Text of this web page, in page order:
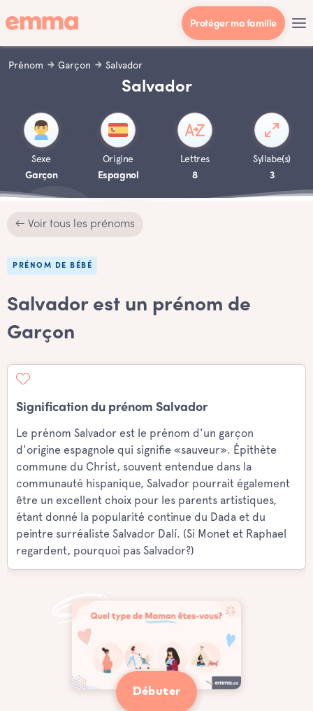
Protéger ma famille
Prénom Garçon Salvador
Salvador
Sexe
Garçon
Origine
Espagnol
Lettres
8
Syllabe(s)
3
← Voir tous les prénoms
PRÉNOM DE BÉBÉ
Salvador est un prénom de
Garçon
Signification du prénom Salvador
Le prénom Salvador est le prénom d'un garçon
d'origine espagnole qui signifie «sauveur». Épithète
commune du Christ, souvent entendue dans la
communauté hispanique, Salvador pourrait également
être un excellent choix pour les parents artistiques,
étant donné la popularité continue du Dada et du
peintre surréaliste Salvador Dalí. (Si Monet et Raphael
regardent, pourquoi pas Salvador?)
Débuter